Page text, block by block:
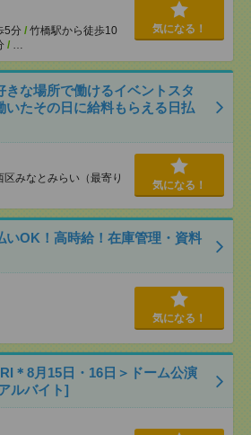
5分 / 竹橋駅から徒歩10
/ …
気になる！
きな場所で働けるイベントスタ
たその日に給料もらえる日払
みなとみらい（最寄り
気になる！
いOK！高時給！在庫管理・資料
気になる！
＊8月15日・16日＞ドーム公演
ルバイト]